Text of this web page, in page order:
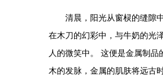
清晨，阳光从窗棂的缝隙
在木刀的幻彩中，与牛奶的光
人的微笑中。 这便是金属制
木的发脉，金属的肌肤将远古